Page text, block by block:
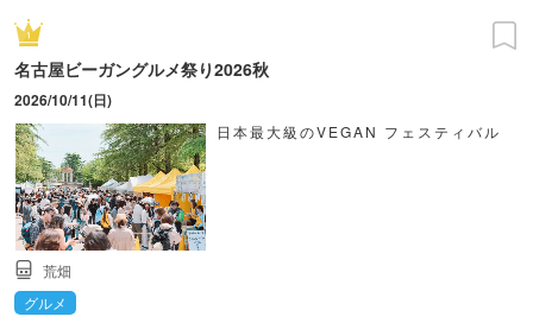
名古屋ビーガングルメ祭り2026秋
2026/10/11(日)
日本最大級のVEGAN フェスティバル
荒畑
グルメ